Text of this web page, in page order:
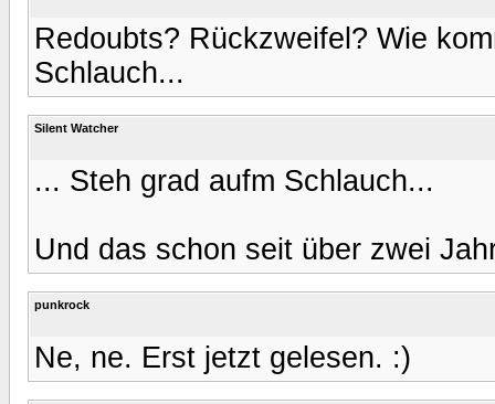
Redoubts? Rückzweifel? Wie
Schlauch...
Silent Watcher
... Steh grad aufm Schlauch...
Und das schon seit über zwei
punkrock
Ne, ne. Erst jetzt gelesen. :)